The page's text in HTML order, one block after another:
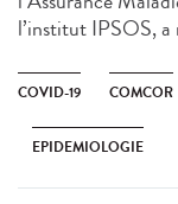
l’institut IPSOS,
COVID-19 COMCOR
EPIDEMIOLOGIE